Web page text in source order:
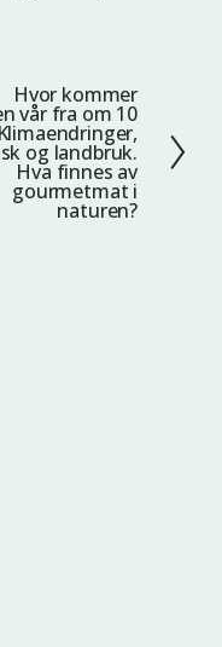
Hvor kommer
vår fra om 10
og landbruk.
Hva finnes av
gourmetmat i
naturen?